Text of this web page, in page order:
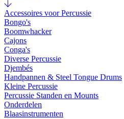
Accessoires voor Percussie
Bongo's
Boomwhacker
Cajons
Conga's
Diverse Percussie
Djembés
Handpannen & Steel Tongue Drums
Kleine Percussie
Percussie Standen en Mounts
Onderdelen
Blaasinstrumenten